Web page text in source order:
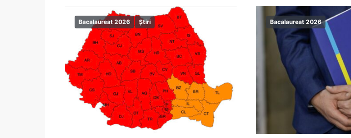
Bacalaureat 2026 Știri Bacalaureat 2026